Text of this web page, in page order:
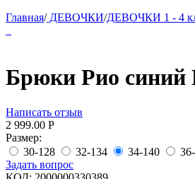
Главная/ДЕВОЧКИ/ДЕВОЧКИ 1 - 4
Брюки Рио
Написать отзыв
2 999.00 Р
Размер:
30-128
32-134 34-140
Задать вопрос